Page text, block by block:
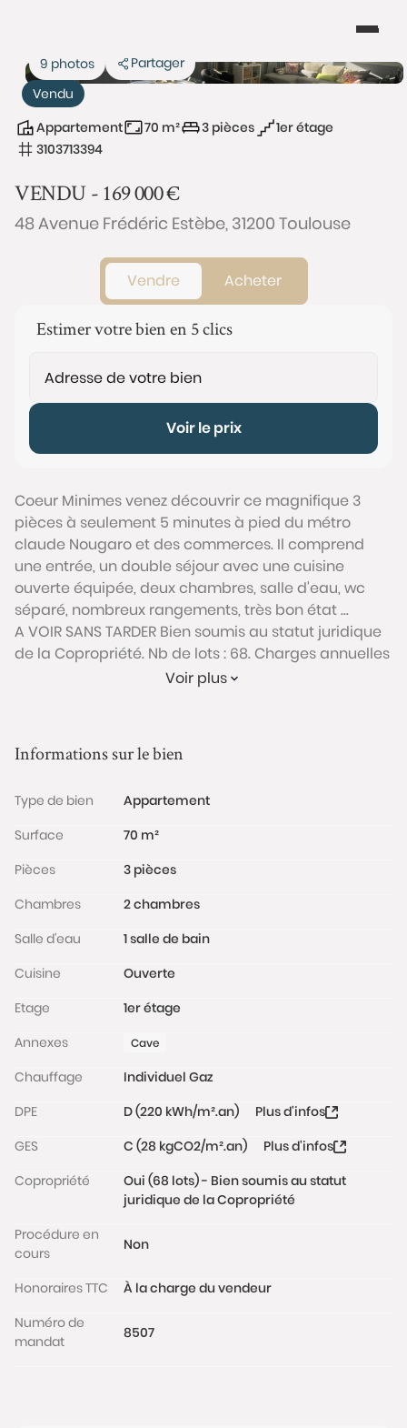
Vendu
9 photos Partager
Appartement 70 m² 3 pièces
1er étage
3103713394
VENDU -169 000€
48 Avenue Frédéric Estèbe, 31200 Toulouse
Vendre Acheter
Estimer votre bien en 5 clics
Voir le prix
Coeur Minimes venez découvrir ce magnifique 3
pièces à seulement 5 minutes à pied du métro
claude Nougaro et des commerces. Il comprend
une entrée, un double séjour avec une cuisine
ouverte équipée, deux chambres, salle d'eau, wc
séparé, nombreux rangements, très bon état ...
A VOIR SANS TARDER Bien soumis au statut juridique
de la Copropriété. Nb de lots : 68. Charges annuelles
de copropriété (Montant moyen annuel quote-part
et financier, veuillez noter qu'une pièce d'identité
chaque visite.
exposé sont disponibles sur le site Géorisques :
www.georisques.gouv.fr
Voir plus
Informations sur le bien
Type de bien
Appartement
Surface
70 m²
Pièces
3 pièces
Chambres
2 chambres
Salle d'eau
1 salle de bain
Cuisine
Ouverte
Etage
1er étage
Annexes
Cave
Chauffage
Individuel Gaz
DPE
D (220 kWh/m².an)
Plus d'infos
GES
C (28 kgCO2/m².an)
Plus d'infos
Copropriété
Oui (68 lots) - Bien soumis au statut
juridique de la Copropriété
Procédure en
cours
Non
Honoraires TTC
À la charge du vendeur
Numéro de
mandat
8507